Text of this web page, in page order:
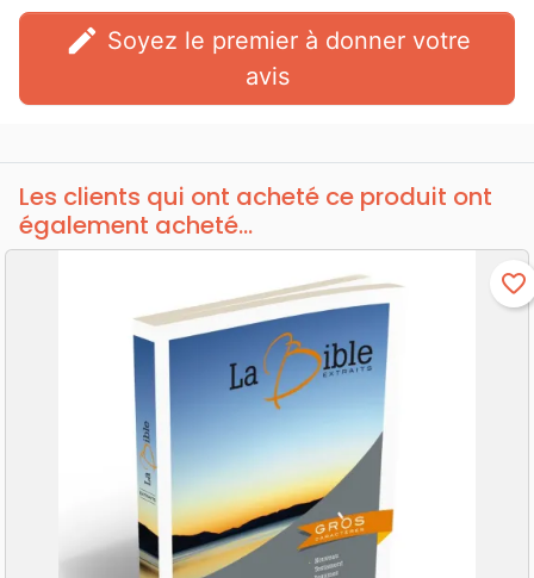
edit
avis
Les clients qui ont acheté ce produit ont
également acheté...
favorite_border